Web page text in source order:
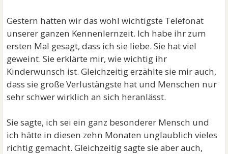
Gestern hatten wir das wohl wichtigste Telefonat
unserer ganzen Kennenlernzeit. Ich habe ihr zum
ersten Mal gesagt, dass ich sie liebe. Sie hat viel
geweint. Sie erklärte mir, wie wichtig ihr
Kinderwunsch ist. Gleichzeitig erzählte sie mir auch,
dass sie große Verlustängste hat und Menschen nur
sehr schwer wirklich an sich heranlässt.
Sie sagte, ich sei ein ganz besonderer Mensch und
ich hätte in diesen zehn Monaten unglaublich vieles
richtig gemacht. Gleichzeitig sagte sie aber auch,